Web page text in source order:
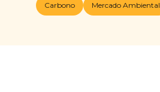
Carbono Mercado Ambiental